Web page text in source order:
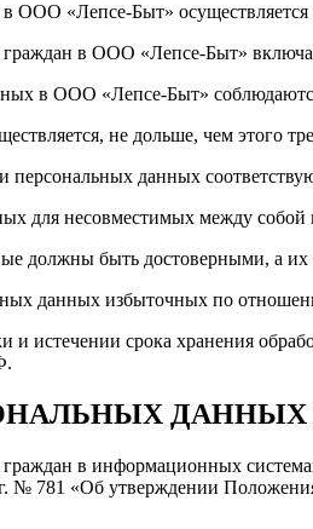
«Лепсе-Быт» осуществляется
в ООО «Лепсе-Быт»
в ООО «Лепсе-Быт»
не дольше, чем этого
персональных данных
для несовместимых между
должны быть достоверными, а
данных избыточных по
и истечении срока хранения
в информационных
№ 781 «Об утверждении